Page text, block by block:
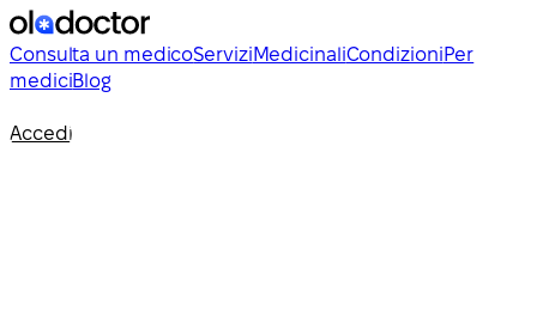
Consulta un medicoServiziMedicinaliCondizioniPer
mediciBlog
Accedi